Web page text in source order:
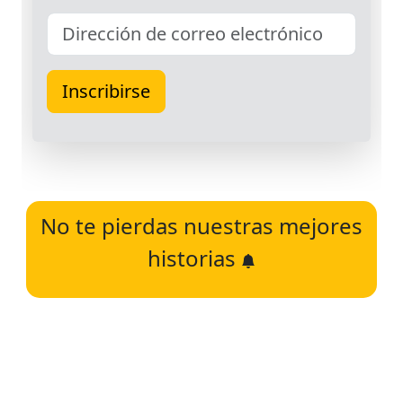
No te pierdas nuestras mejores
historias